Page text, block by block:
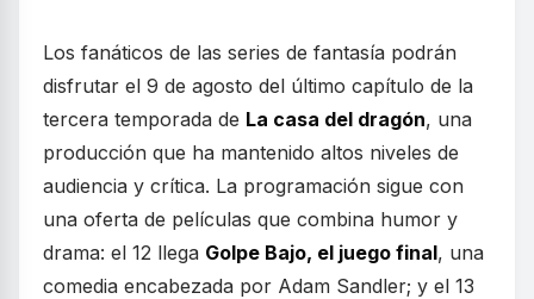
Los fanáticos de las series de fantasía podrán
disfrutar el 9 de agosto del último capítulo de la
tercera temporada de La casa del dragón, una
producción que ha mantenido altos niveles de
audiencia y crítica. La programación sigue con
una oferta de películas que combina humor y
drama: el 12 llega Golpe Bajo, el juego final, una
comedia encabezada por Adam Sandler; y el 13